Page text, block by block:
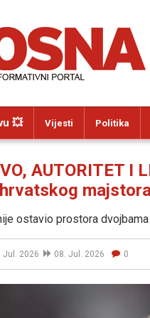
💥 Vijesti Politika
AUTORITET I
ostavio prostora
Jul. 2026 08. Jul. 2026 0